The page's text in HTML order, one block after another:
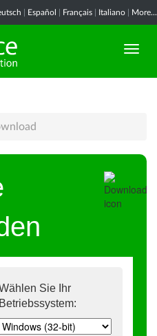
Español Français Italiano More...
Sie Ihr
Betriebssystem: